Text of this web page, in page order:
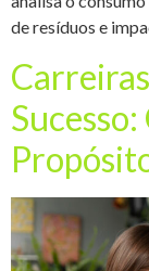
de resíduos e